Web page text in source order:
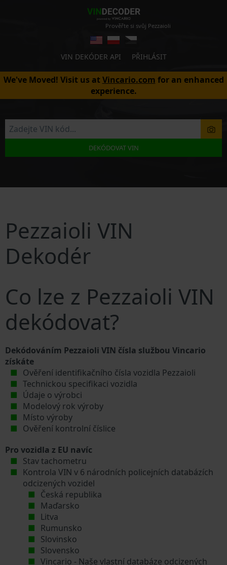
Prověřte si svůj Pezzaioli
VIN DEKÓDER API PŘIHLÁSIT
We've Moved! Visit us atVincario.com for an enhanced
experience.
DEKÓDOVAT VIN
Pezzaioli VIN
Dekodér
Co lze z Pezzaioli VIN
dekódovat?
Dekódováním Pezzaioli VIN čísla službou Vincario
získáte
Ověření identifikačního čísla vozidla Pezzaioli
Technickou specifikaci vozidla
Údaje o výrobci
Modelový rok výroby
Místo výroby
Ověření kontrolní číslice
Pro vozidla z EU navíc
Stav tachometru
Kontrola VIN v 6 národních policejních databázích
odcizených vozidel
Česká republika
Maďarsko
Litva
Rumunsko
Slovinsko
Slovensko
Vincario - Naše vlastní databáze odcizených